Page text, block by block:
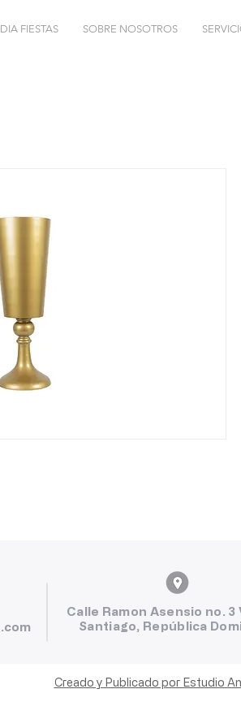
FIESTAS SOBRE NOSOTROS
Calle Ramon Asensio no. 3
Santiago, República
Creado y Publicado por Estudio